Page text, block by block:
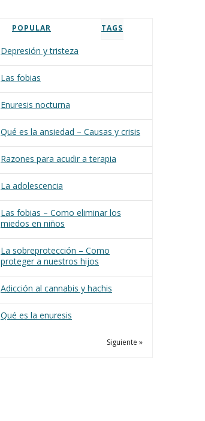
POPULAR TAGS
Depresión y tristeza
Las fobias
Enuresis nocturna
Qué es la ansiedad – Causas y crisis
Razones para acudir a terapia
La adolescencia
Las fobias – Como eliminar los
miedos en niños
La sobreprotección – Como
proteger a nuestros hijos
Adicción al cannabis y hachis
Qué es la enuresis
Siguiente »